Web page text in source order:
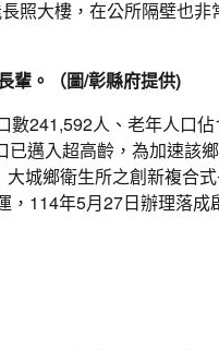
照大樓，在公所隔壁也
輩。（圖/彰縣府提供)
241,592人、老年人口
邁入超高齡，為加速該
城鄉衛生所之創新複合
114年5月27日辦理落成